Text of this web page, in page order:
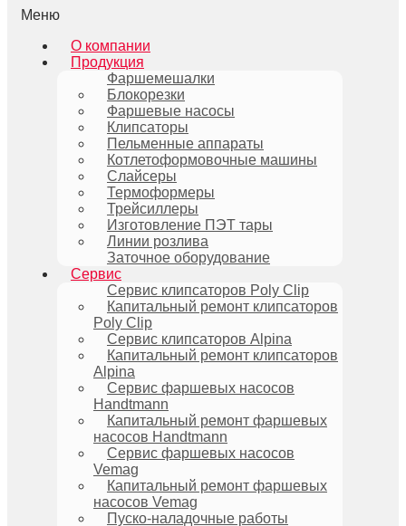
Меню
О компании
Продукция
Фаршемешалки
Блокорезки
Фаршевые насосы
Клипсаторы
Пельменные аппараты
Котлетоформовочные машины
Слайсеры
Термоформеры
Трейсиллеры
Изготовление ПЭТ тары
Линии розлива
Заточное оборудование
Сервис
Сервис клипсаторов Poly Clip
Капитальный ремонт клипсаторов
Poly Clip
Сервис клипсаторов Alpina
Капитальный ремонт клипсаторов
Alpina
Сервис фаршевых насосов
Handtmann
Капитальный ремонт фаршевых
насосов Handtmann
Сервис фаршевых насосов
Vemag
Капитальный ремонт фаршевых
насосов Vemag
Пуско-наладочные работы